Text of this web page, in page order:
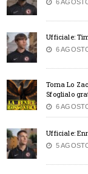
6
Ufficiale:
6
Torna Lo
Sfoglialo
6
Ufficiale:
5